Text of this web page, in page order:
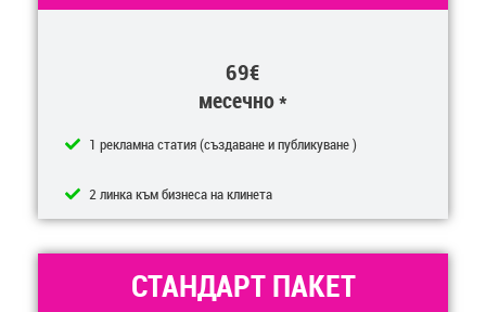
69€
месечно *
1 рекламна статия (създаване и публикуване )
2 линкa към бизнеса на клинета
СТАНДАРТ ПАКЕТ